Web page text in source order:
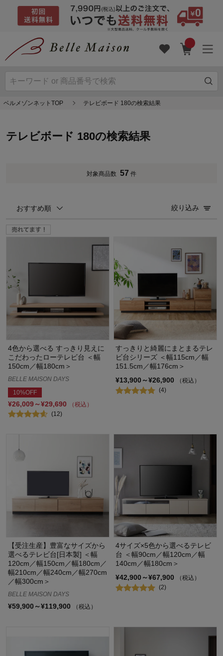
ベルメゾンネットTOP テレビボード 180の検索結果
テレビボード 180の検索結果
対象商品数 57 件
おすすめ順 絞り込み
4色から選べる すっきり見えに
こだわったローテレビ台 ＜幅
150cm／幅180cm＞
BELLE MAISON DAYS
10%OFF
¥26,009～¥29,690
（税込）
(12)
すっきりと綺麗にまとまるテレ
ビ台シリーズ ＜幅115cm／幅
151.5cm／幅176cm＞
¥13,900～¥26,900
（税込）
(4)
【受注生産】豊富なサイズから
選べるテレビ台[日本製] ＜幅
120cm／幅150cm／幅180cm／
幅210cm／幅240cm／幅270cm
／幅300cm＞
BELLE MAISON DAYS
¥59,900～¥119,900 （税込）
4サイズ×5色から選べるテレビ
台 ＜幅90cm／幅120cm／幅
140cm／幅180cm＞
¥42,900～¥67,900
（税込）
(2)